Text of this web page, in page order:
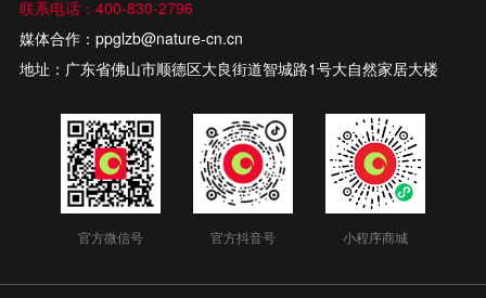
联系电话：400-830-2796
媒体合作：ppglzb@nature-cn.cn
地址：广东省佛山市顺德区大良街道智城路1号大自然家居大楼
官方微信号 官方抖音号 小程序商城